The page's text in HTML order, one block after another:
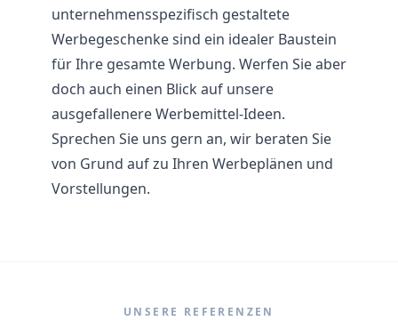
unternehmensspezifisch gestaltete
Werbegeschenke sind ein idealer Baustein
für Ihre gesamte Werbung. Werfen Sie aber
doch auch einen Blick auf unsere
ausgefallenere Werbemittel-Ideen.
Sprechen Sie uns gern an, wir beraten Sie
von Grund auf zu Ihren Werbeplänen und
Vorstellungen.
UNSERE REFERENZEN